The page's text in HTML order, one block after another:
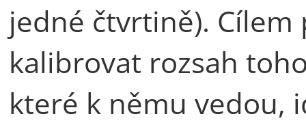
jedné čtvrtině).
kalibrovat rozsah
které k němu vedou,